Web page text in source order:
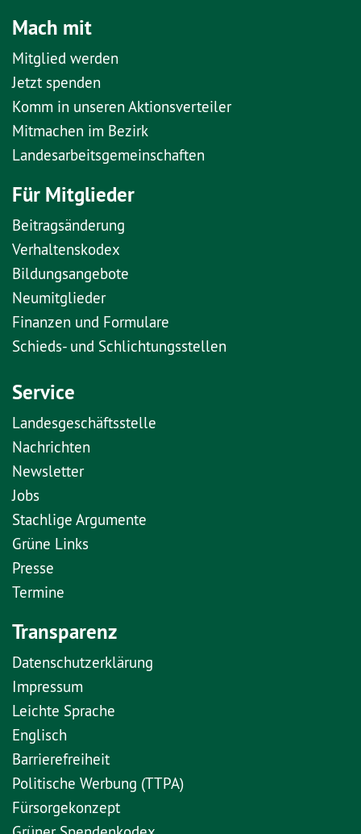
Mach mit
Mitglied werden
Jetzt spenden
Komm in unseren Aktionsverteiler
Mitmachen im Bezirk
Landesarbeitsgemeinschaften
Für Mitglieder
Beitragsänderung
Verhaltenskodex
Bildungsangebote
Neumitglieder
Finanzen und Formulare
Schieds- und Schlichtungsstellen
Service
Landesgeschäftsstelle
Nachrichten
Newsletter
Jobs
Stachlige Argumente
Grüne Links
Presse
Termine
Transparenz
Datenschutzerklärung
Impressum
Leichte Sprache
Englisch
Barrierefreiheit
Politische Werbung (TTPA)
Fürsorgekonzept